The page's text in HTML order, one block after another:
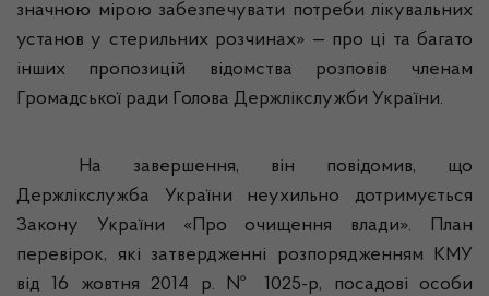
значною мірою забезпечувати потреби лікувальних
установ у стерильних розчинах» — про ці та багато
інших пропозицій відомства розповів членам
Громадської ради Голова Держлікслужби України.
На завершення, він повідомив, що
Держлікслужба України неухильно дотримується
Закону України «Про очищення влади».
План
перевірок, які затвердженні розпорядженням КМУ
від 16 жовтня 2014 р. № 1025-р, посадові особи